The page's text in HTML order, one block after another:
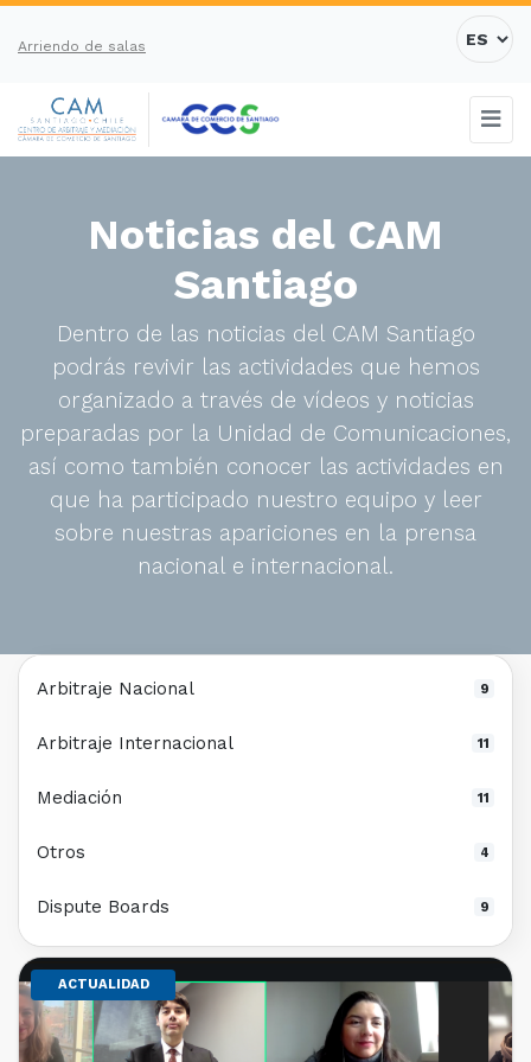
Arriendo de salas
Noticias del CAM
Santiago
Dentro de las noticias del CAM Santiago
podrás revivir las actividades que hemos
organizado a través de vídeos y noticias
preparadas por la Unidad de Comunicaciones,
así como también conocer las actividades en
que ha participado nuestro equipo y leer
sobre nuestras apariciones en la prensa
nacional e internacional.
ACTUALIDAD
Arbitraje Nacional 9
Arbitraje Internacional 11
Mediación 11
Otros 4
Dispute Boards 9